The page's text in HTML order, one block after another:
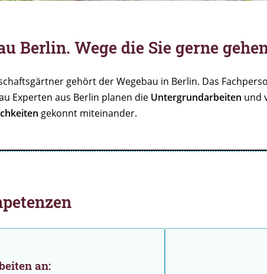
Berlin. Wege die Sie gerne
gehört der Wegebau in Berlin. Das
Experten aus Berlin planen die Untergrundarbeiten und
gekonnt miteinander.
an: